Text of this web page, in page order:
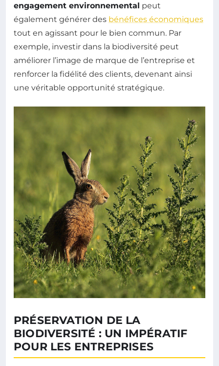
engagement environnemental peut
également générer des bénéfices économiques
tout en agissant pour le bien commun. Par
exemple, investir dans la biodiversité peut
améliorer l’image de marque de l’entreprise et
renforcer la fidélité des clients, devenant ainsi
une véritable opportunité stratégique.
PRÉSERVATION DE LA
BIODIVERSITÉ : UN IMPÉRATIF
POUR LES ENTREPRISES